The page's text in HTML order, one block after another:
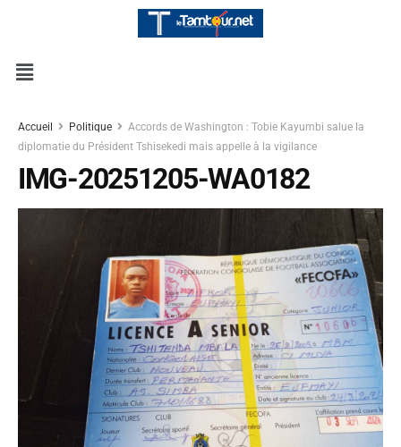
Accueil Politique
Accords de Washington : Tobie Kayumbi salue la
diplomatie du Président Tshisekedi mais appelle à la vigilance
IMG-20251205-WA0182